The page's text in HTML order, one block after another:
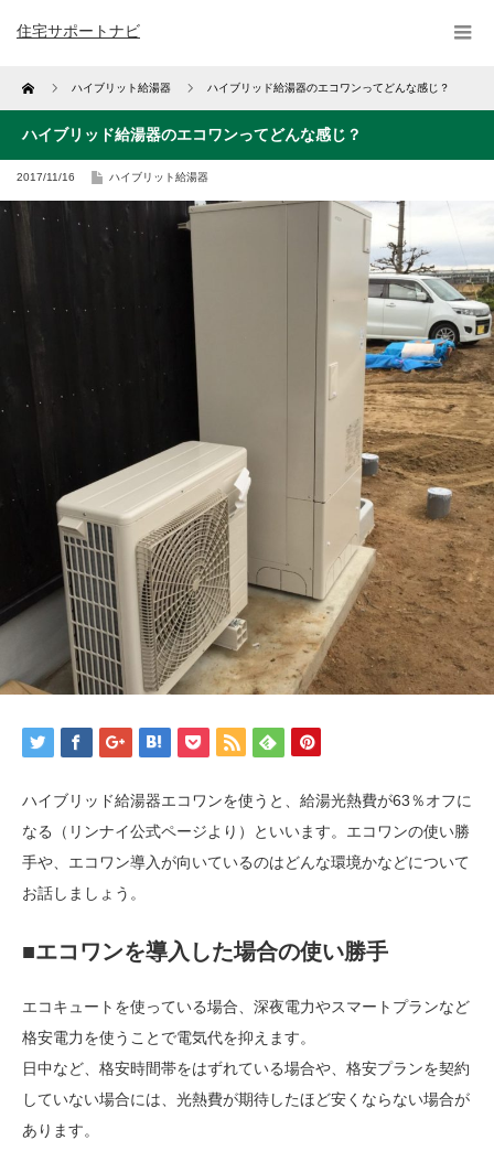
住宅サポートナビ
Home ハイブリット給湯器 ハイブリッド給湯器のエコワンってどんな感じ？
ハイブリッド給湯器のエコワンってどんな感じ？
2017/11/16 ハイブリット給湯器
ハイブリッド給湯器エコワンを使うと、給湯光熱費が63％オフに
なる（リンナイ公式ページより）といいます。エコワンの使い勝
手や、エコワン導入が向いているのはどんな環境かなどについて
お話しましょう。
■エコワンを導入した場合の使い勝手
エコキュートを使っている場合、深夜電力やスマートプランなど
格安電力を使うことで電気代を抑えます。
日中など、格安時間帯をはずれている場合や、格安プランを契約
していない場合には、光熱費が期待したほど安くならない場合が
あります。